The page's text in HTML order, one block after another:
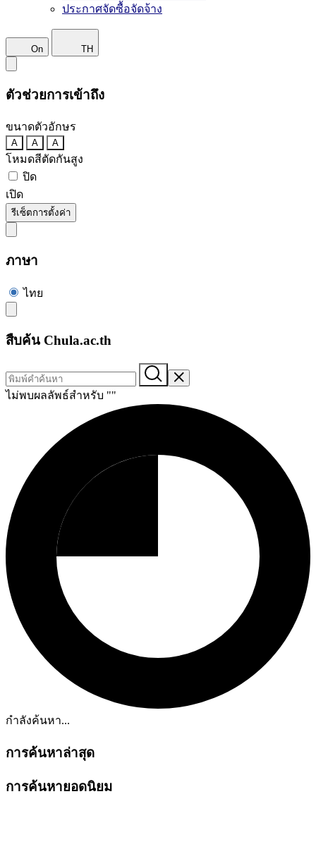
ประกาศจัดซื้อจัดจ้าง
On TH
ตัวช่วยการเข้าถึง
ขนาดตัวอักษร
A A A
โหมดสีตัดกันสูง
ปิด
เปิด
รีเซ็ตการตั้งค่า
ภาษา
ไทย
สืบค้น Chula.ac.th
ไม่พบผลลัพธ์สำหรับ ""
กำลังค้นหา...
การค้นหาล่าสุด
การค้นหายอดนิยม